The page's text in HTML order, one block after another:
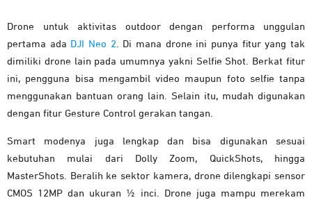
Drone untuk aktivitas outdoor dengan performa unggulan
pertama ada DJI Neo 2. Di mana drone ini punya fitur yang tak
dimiliki drone lain pada umumnya yakni Selfie Shot. Berkat fitur
ini, pengguna bisa mengambil video maupun foto selfie tanpa
menggunakan bantuan orang lain. Selain itu, mudah digunakan
dengan fitur Gesture Control gerakan tangan.
Smart modenya juga lengkap dan bisa digunakan sesuai
kebutuhan mulai dari Dolly Zoom, QuickShots, hingga
MasterShots. Beralih ke sektor kamera, drone dilengkapi sensor
CMOS 12MP dan ukuran ½ inci. Drone juga mampu merekam